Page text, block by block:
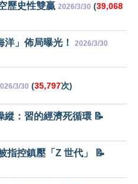
歷史性雙贏 2026/3/30 (39,068
洋」佈局曝光！ 2026/3/30
3/30 (35,797次)
縱：習的經濟死循環 📝
指控鎮壓「Z 世代」 📝